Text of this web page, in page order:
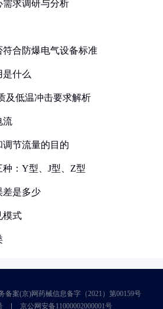
求调研与分析
合防爆电气设备标准
是什么
及低温冲击要求解析
流
节流量的目的
：Y型、J型、Z型
差是多少
模式
备案(京)网药械信息备字（2021）第00159号
京公网安备11000002000001号